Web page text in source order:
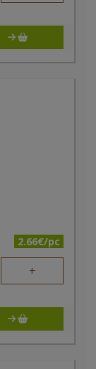
2.66€/pc
+